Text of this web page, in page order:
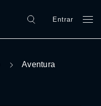
Entrar
Aventura